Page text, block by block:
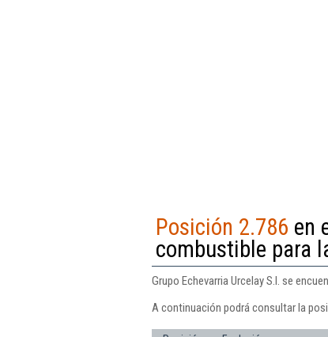
Posición 2.786 en
combustible para
Grupo Echevarria Urcelay S.l. se
A continuación podrá consultar la